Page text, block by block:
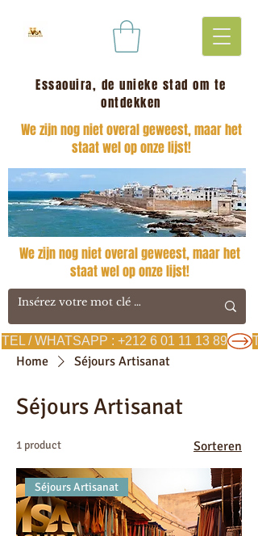
Essaouira, de unieke stad om te
ontdekken
We zijn nog niet overal geweest, maar het
staat wel op onze lijst!
TEL / WHATSAPP : +212 6 01 11 13 89
We zijn nog niet overal geweest, maar het
staat wel op onze lijst!
Home Séjours Artisanat
Séjours Artisanat
1 product Sorteren
Séjours Artisanat